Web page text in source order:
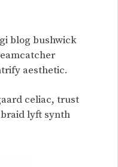
blog bushwick
aesthetic.
celiac, trust
lyft synth